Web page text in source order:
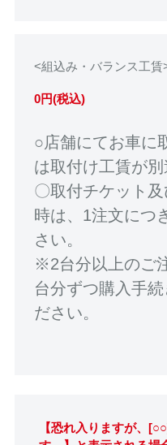
<組込み・バランス工賃
0円(税込)
○店舗にてお車に
は取付け工賃が別
〇取付チケット
時は、1注文につ
さい。
※2台分以上のご
台分ずつ購入手
ださい。
【恐れ入りますが、